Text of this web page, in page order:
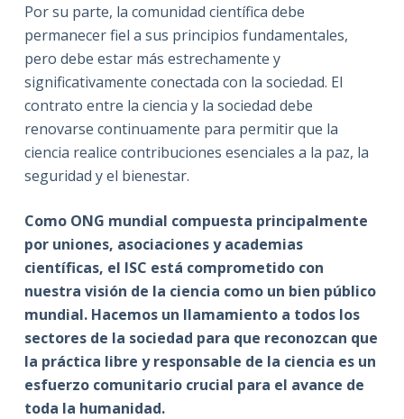
Por su parte, la comunidad científica debe
permanecer fiel a sus principios fundamentales,
pero debe estar más estrechamente y
significativamente conectada con la sociedad. El
contrato entre la ciencia y la sociedad debe
renovarse continuamente para permitir que la
ciencia realice contribuciones esenciales a la paz, la
seguridad y el bienestar.
Como ONG mundial compuesta principalmente
por uniones, asociaciones y academias
científicas, el ISC está comprometido con
nuestra visión de la ciencia como un bien público
mundial. Hacemos un llamamiento a todos los
sectores de la sociedad para que reconozcan que
la práctica libre y responsable de la ciencia es un
esfuerzo comunitario crucial para el avance de
toda la humanidad.